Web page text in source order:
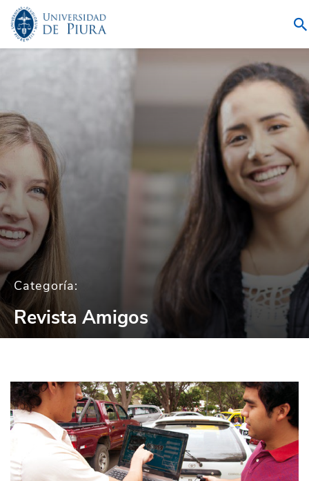
Categoría:
Revista Amigos